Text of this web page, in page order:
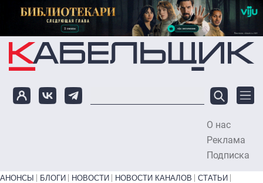
Перейти к основному содержанию
О нас
Реклама
Подписка
Primary links bottom
АНОНСЫ БЛОГИ НОВОСТИ НОВОСТИ КАНАЛОВ
СТАТЬИ